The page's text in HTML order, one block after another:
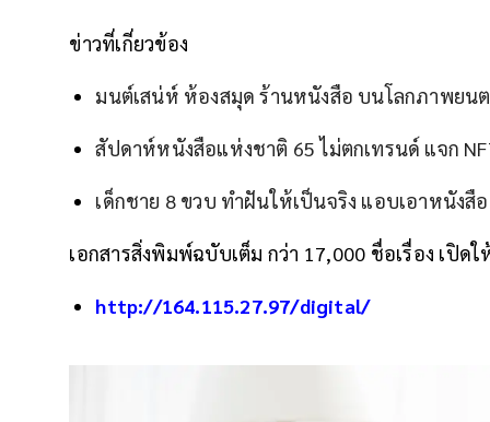
ข่าวที่เกี่ยวข้อง
มนต์เสน่ห์ ห้องสมุด ร้านหนังสือ บนโลกภาพยน
สัปดาห์หนังสือแห่งชาติ 65 ไม่ตกเทรนด์ แจก
เด็กชาย 8 ขวบ ทำฝันให้เป็นจริง แอบเอาหนัง
เอกสารสิ่งพิมพ์ฉบับเต็ม กว่า 17,000 ชื่อเรื่อง เปิ
http://164.115.27.97/digital/